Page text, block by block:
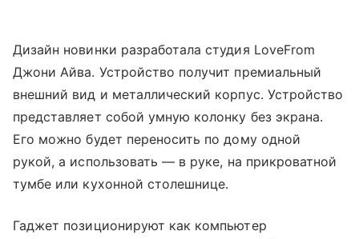
Дизайн новинки разработала студия LoveFrom
Джони Айва. Устройство получит премиальный
внешний вид и металлический корпус. Устройство
представляет собой умную колонку без экрана.
Его можно будет переносить по дому одной
рукой, а использовать — в руке, на прикроватной
тумбе или кухонной столешнице.
Гаджет позиционируют как компьютер